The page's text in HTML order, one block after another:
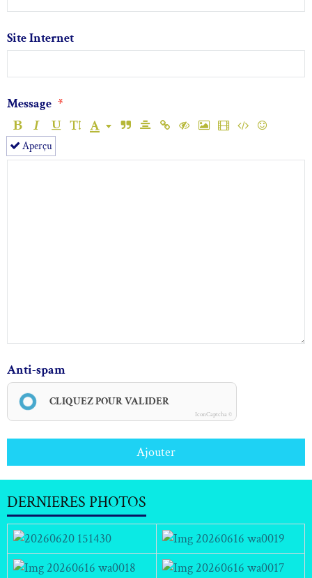
Site Internet
Message
Aperçu
Anti-spam
CLIQUEZ POUR VALIDER
IconCaptcha ©
Ajouter
DERNIERES PHOTOS